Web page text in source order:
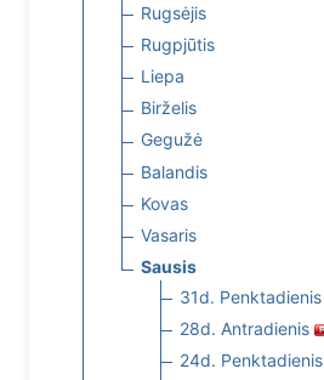
Rugsėjis
Rugpjūtis
Liepa
Birželis
Gegužė
Balandis
Kovas
Vasaris
Sausis
31d. Penktadienis
28d. Antradienis
24d. Penktadienis